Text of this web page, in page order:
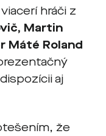
hráči z
Martin
Máté Roland
aj
že